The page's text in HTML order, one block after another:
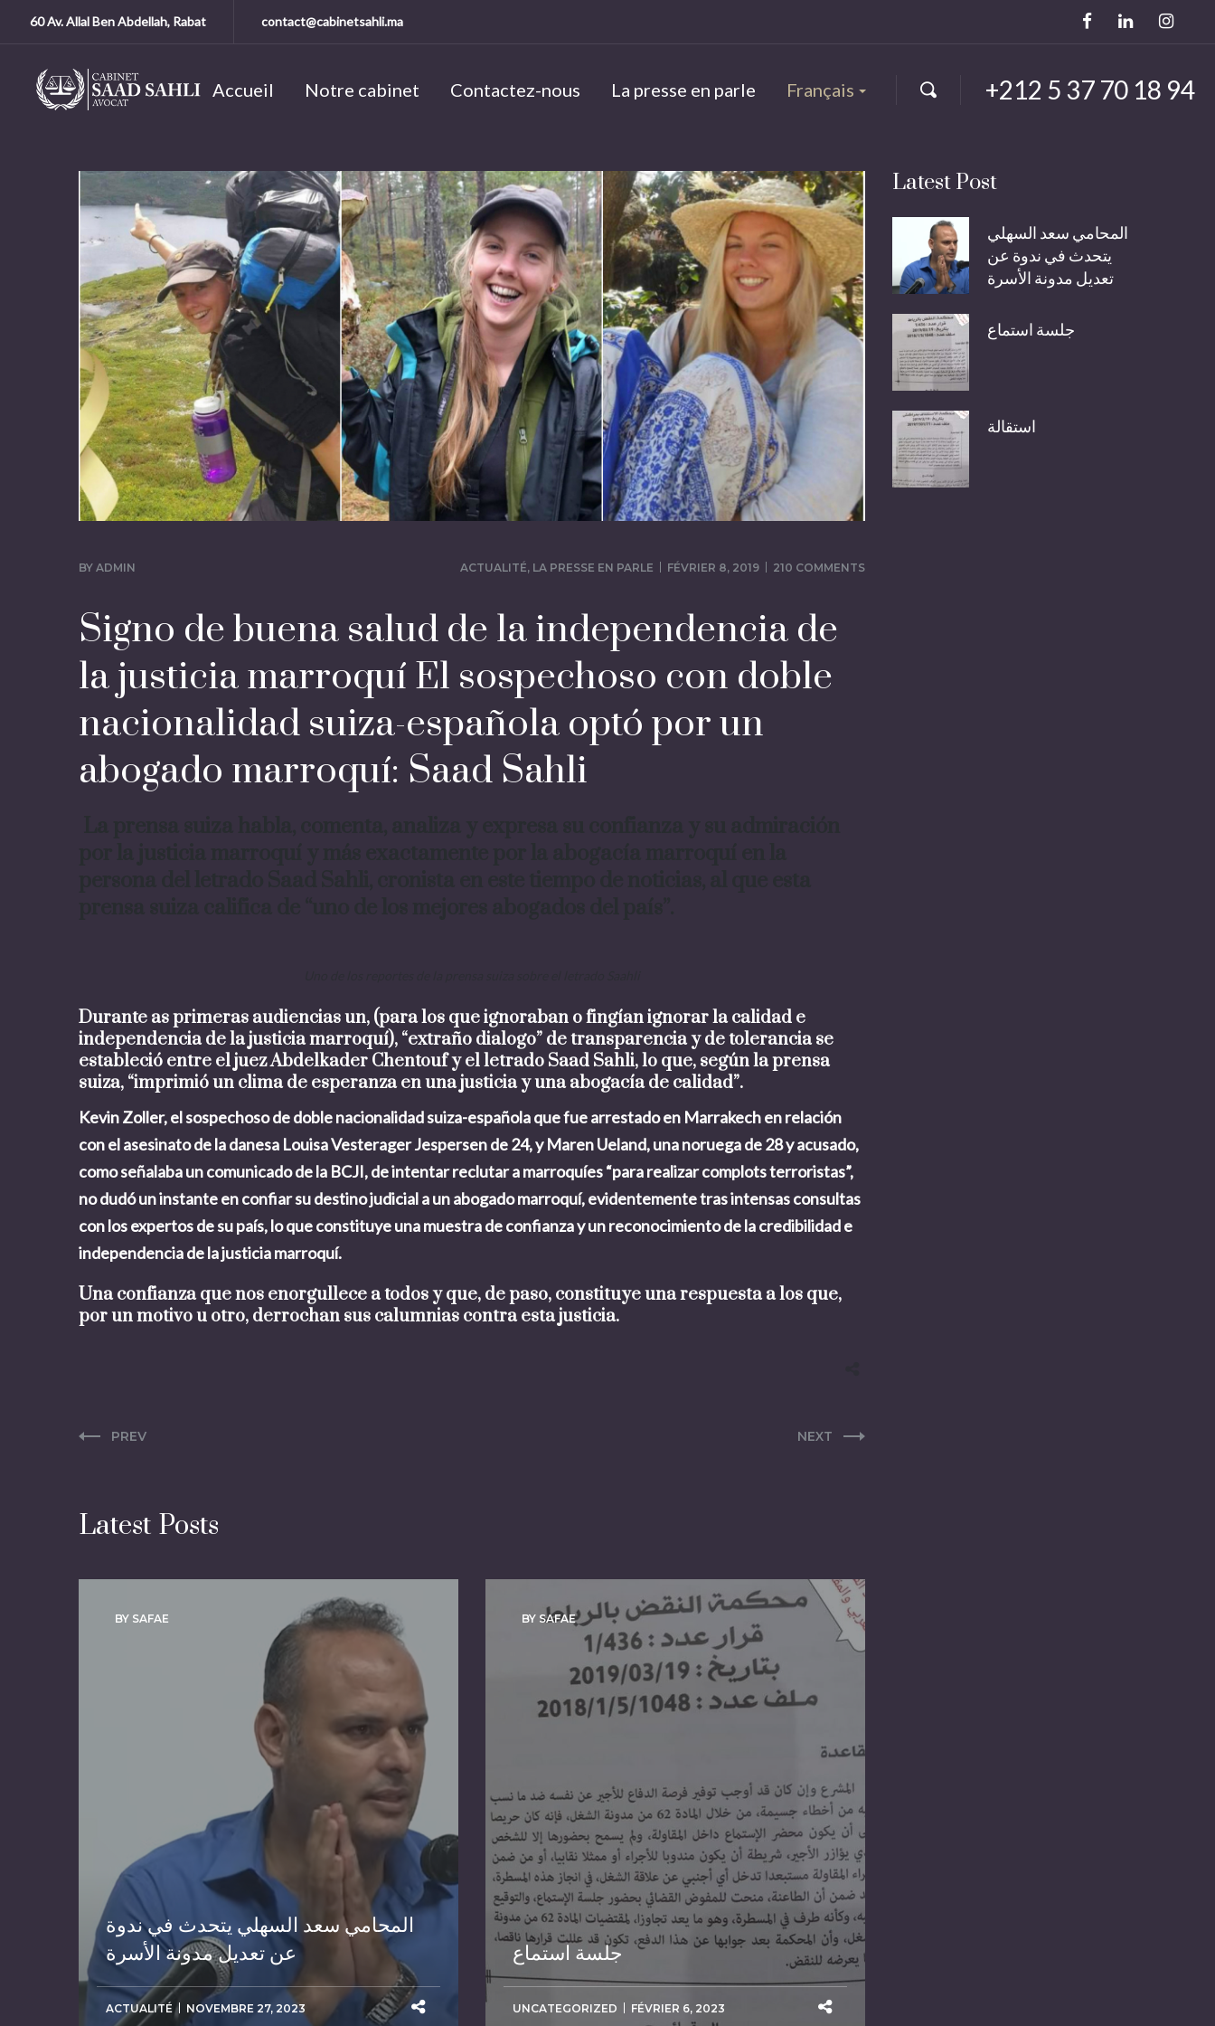
60 Av. Allal Ben Abdellah, Rabat contact@cabinetsahli.ma
Accueil Notre cabinet Contactez-nous La presse en parle Français +212 5 37 70 18 94
BY ADMIN ACTUALITÉ, LA PRESSE EN PARLE FÉVRIER 8, 2019 210 COMMENTS
Signo de buena salud de la independencia de
la justicia marroquí El sospechoso con doble
nacionalidad suiza-española optó por un
abogado marroquí: Saad Sahli
Durante as primeras audiencias un, (para los que ignoraban o fingían ignorar la calidad e
independencia de la justicia marroquí), “extraño dialogo” de transparencia y de tolerancia se
estableció entre el juez Abdelkader Chentouf y el letrado Saad Sahli, lo que, según la prensa
suiza, “imprimió un clima de esperanza en una justicia y una abogacía de calidad”.
Kevin Zoller, el sospechoso de doble nacionalidad suiza-española que fue arrestado en Marrakech en relación
con el asesinato de la danesa Louisa Vesterager Jespersen de 24, y Maren Ueland, una noruega de 28 y acusado,
como señalaba un comunicado de la BCJI, de intentar reclutar a marroquíes “para realizar complots terroristas”,
no dudó un instante en confiar su destino judicial a un abogado marroquí, evidentemente tras intensas consultas
con los expertos de su país, lo que constituye una muestra de confianza y un reconocimiento de la credibilidad e
independencia de la justicia marroquí.
Una confianza que nos enorgullece a todos y que, de paso, constituye una respuesta a los que,
por un motivo u otro, derrochan sus calumnias contra esta justicia.
PREV NEXT
Latest Posts
BY SAFAE
المحامي سعد السهلي يتحدث في ندوة
عن تعديل مدونة الأسرة
ACTUALITÉ NOVEMBRE 27, 2023
BY SAFAE
جلسة استماع
UNCATEGORIZED FÉVRIER 6, 2023
Latest Post
المحامي سعد السهلي
يتحدث في ندوة عن
تعديل مدونة الأسرة
جلسة استماع
استقالة